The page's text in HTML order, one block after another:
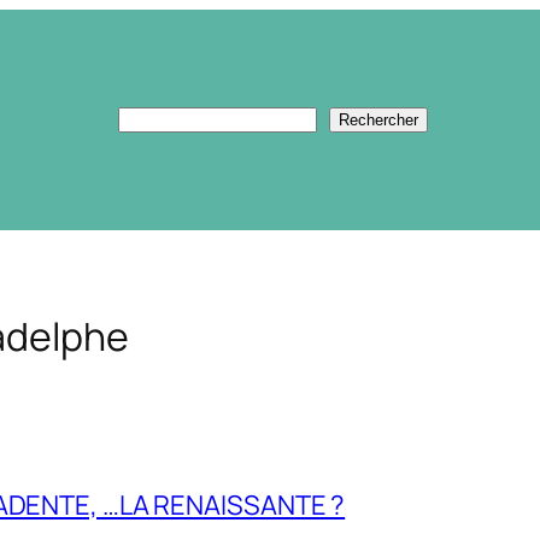
Rechercher Rechercher
…LA RENAISSANTE ?